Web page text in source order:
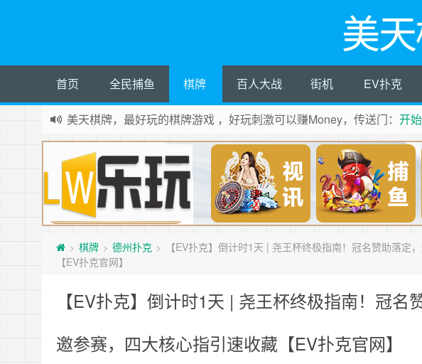
美
首页 全民捕鱼 棋牌 百人大战 街机 EV扑克
美天棋牌，最好玩的棋牌游戏 ，好玩刺激可以赚Money，传送门： 开
> 棋牌 > 德州扑克 >
【EV扑克】倒计时1天 | 尧王杯终极指南！冠名赞助落定
【EV扑克官网】
【EV扑克】倒计时1天 | 尧王杯终极指南！冠
邀参赛，四大核心指引速收藏【EV扑克官网】